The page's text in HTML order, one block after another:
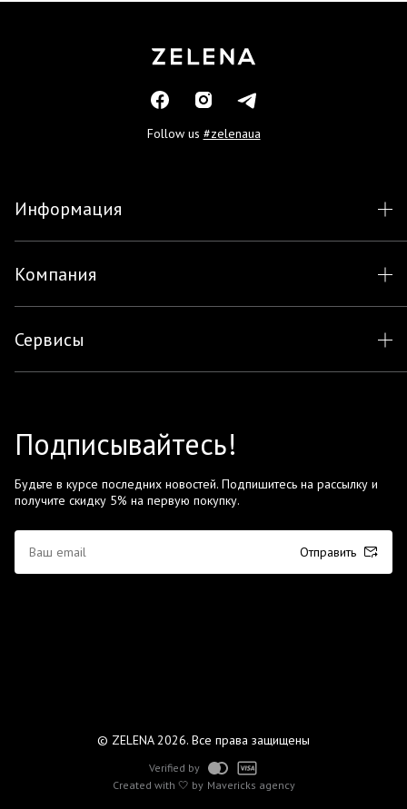
Follow us #zelenaua
Информация
Компания
Сервисы
Подписывайтесь!
Будьте в курсе последних новостей. Подпишитесь на рассылку и
получите скидку 5% на первую покупку.
Отправить
© ZELENA 2026. Все права защищены
Created with 🤍 by Mavericks agency
Verified by